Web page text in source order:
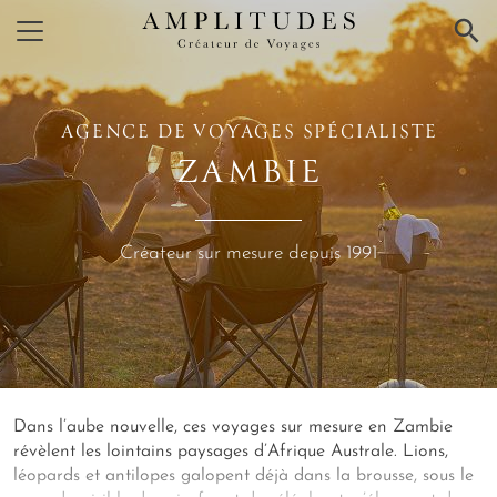
×
AGENCE DE VOYAGES SPÉCIALISTE
ZAMBIE
Créateur sur mesure depuis 1991
Dans l’aube nouvelle, ces voyages sur mesure en Zambie
révèlent les lointains paysages d’Afrique Australe. Lions,
léopards et antilopes galopent déjà dans la brousse, sous le